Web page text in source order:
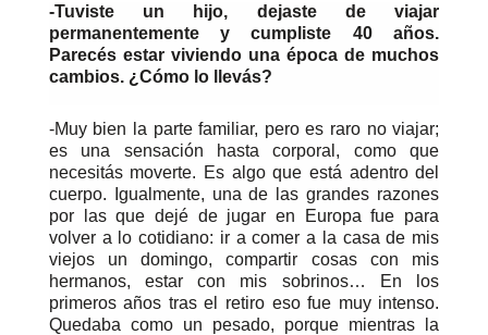
-Tuviste un hijo, dejaste de viajar
permanentemente y cumpliste 40 años.
Parecés estar viviendo una época de muchos
cambios. ¿Cómo lo llevás?
-Muy bien la parte familiar, pero es raro no viajar;
es una sensación hasta corporal, como que
necesitás moverte. Es algo que está adentro del
cuerpo. Igualmente, una de las grandes razones
por las que dejé de jugar en Europa fue para
volver a lo cotidiano: ir a comer a la casa de mis
viejos un domingo, compartir cosas con mis
hermanos, estar con mis sobrinos… En los
primeros años tras el retiro eso fue muy intenso.
Quedaba como un pesado, porque mientras la